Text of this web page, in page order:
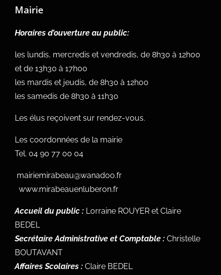
Mairie
Horaires d’ouverture au public:
les lundis, mercredis et vendredis, de 8h30 à 12h00
et de 13h30 à 17h00
les mardis et jeudis, de 8h30 à 12h00
les samedis de 8h30 à 11h30
Les élus reçoivent sur rendez-vous.
Les coordonnées de la mairie
Tel. 04 90 77 00 04
mairiemirabeau@wanadoo.fr
www.mirabeauenluberon.fr
Accueil du public : Lorraine ROUYER et Claire
BEDEL
Secrétaire Administrative et Comptable : Christelle
BOUTAVANT
Affaires Scolaires : Claire BEDEL